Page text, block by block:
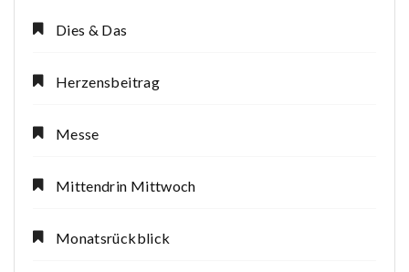
Dies & Das
Herzensbeitrag
Messe
Mittendrin Mittwoch
Monatsrückblick